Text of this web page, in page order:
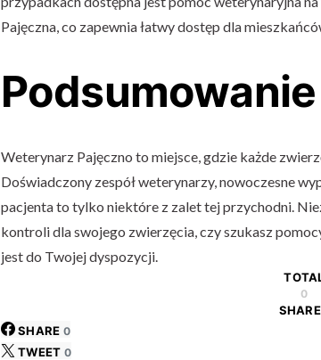
Pajęczna, co zapewnia łatwy dostęp dla
Podsumowanie
Weterynarz Pajęczno to miejsce, gdzie każde
Doświadczony zespół weterynarzy, nowoczesne
pacjenta to tylko niektóre z zalet tej przychodni.
kontroli dla swojego zwierzęcia, czy szukasz
jest do Twojej dyspozycji.
0
SHARE 0
TWEET 0